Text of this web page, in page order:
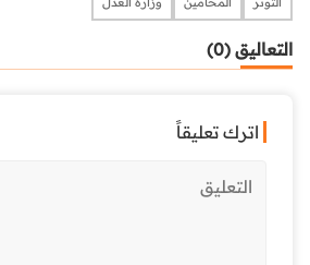
التعاليق (0)
اترك تعليقاً